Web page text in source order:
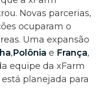
Novas parcerias,
ocuparam o
Uma expansão
,Polônia e França,
equipe da xFarm
planejada para